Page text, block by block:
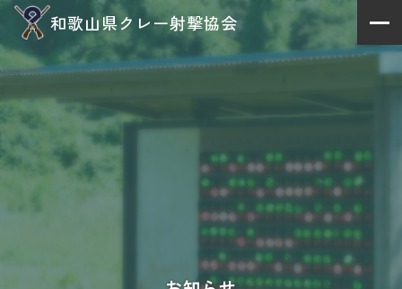
和歌山県クレー射撃協会